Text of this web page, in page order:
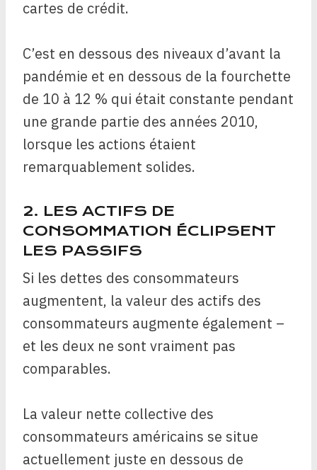
cartes de crédit.
C’est en dessous des niveaux d’avant la
pandémie et en dessous de la fourchette
de 10 à 12 % qui était constante pendant
une grande partie des années 2010,
lorsque les actions étaient
remarquablement solides.
2. LES ACTIFS DE
CONSOMMATION ÉCLIPSENT
LES PASSIFS
Si les dettes des consommateurs
augmentent, la valeur des actifs des
consommateurs augmente également – ​​
et les deux ne sont vraiment pas
comparables.
La valeur nette collective des
consommateurs américains se situe
actuellement juste en dessous de